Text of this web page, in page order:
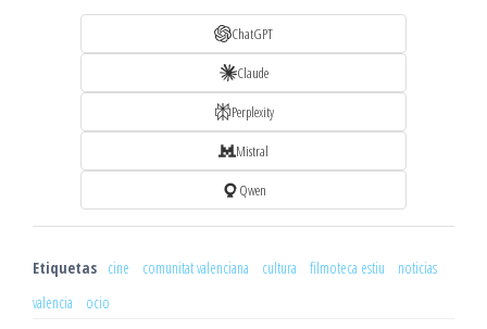
ChatGPT
Claude
Perplexity
Mistral
Qwen
Etiquetas cine comunitat valenciana cultura filmoteca estiu
noticias
valencia
ocio